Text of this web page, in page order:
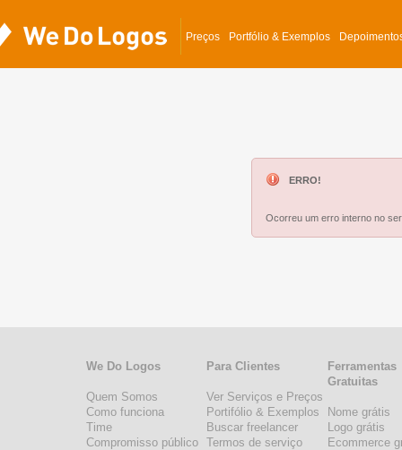
Preços Portfólio & Exemplos
ERRO!
Ocorreu um erro interno no
We Do Logos
Quem Somos
Como funciona
Time
Compromisso público
Para Clientes
Ver Serviços e Preços
Portifólio & Exemplos
Buscar freelancer
Termos de serviço
Ferramentas
Gratuitas
Nome grátis
Logo grátis
Ecommerce